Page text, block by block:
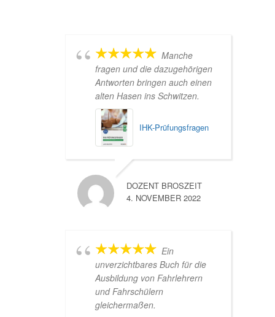
Manche
fragen und die dazugehörigen
Antworten bringen auch einen
alten Hasen ins Schwitzen.
IHK-Prüfungsfragen
DOZENT BROSZEIT
4. NOVEMBER 2022
Ein
unverzichtbares Buch für die
Ausbildung von Fahrlehrern
und Fahrschülern
gleichermaßen.